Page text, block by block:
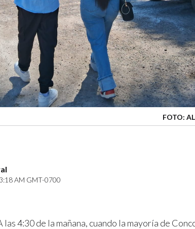
FOTO:
AM GMT-0700
las 4:30 de la mañana, cuando la mayoría de